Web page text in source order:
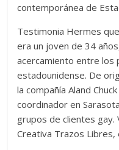
contemporánea de
Testimonia Hermes
era un joven de 34
acercamiento entre los
estadounidense. De
la compañía Aland
coordinador en
grupos de clientes gay.
Creativa Trazos Libres,